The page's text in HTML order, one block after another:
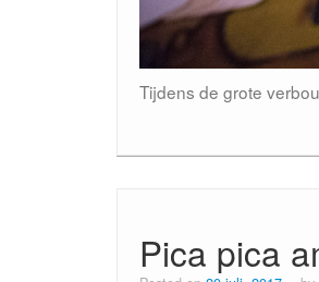
Tijdens de grote
Pica pica